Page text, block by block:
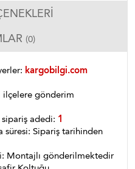
(0)
kargobilgi.com
ilçelere gönderim
adedi: 1
Sipariş tarihinden
Montajlı gönderilmektedir